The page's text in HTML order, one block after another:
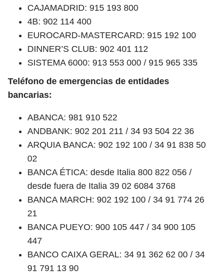
CAJAMADRID: 915 193 800
4B: 902 114 400
EUROCARD-MASTERCARD: 915 192 100
DINNER’S CLUB: 902 401 112
SISTEMA 6000: 913 553 000 / 915 965 335
Teléfono de emergencias de entidades
bancarias:
ABANCA: 981 910 522
ANDBANK: 902 201 211 / 34 93 504 22 36
ARQUIA BANCA: 902 192 100 / 34 91 838 50
02
BANCA ÉTICA: desde Italia 800 822 056 /
desde fuera de Italia 39 02 6084 3768
BANCA MARCH: 902 192 100 / 34 91 774 26
21
BANCA PUEYO: 900 105 447 / 34 900 105
447
BANCO CAIXA GERAL: 34 91 362 62 00 / 34
91 791 13 90